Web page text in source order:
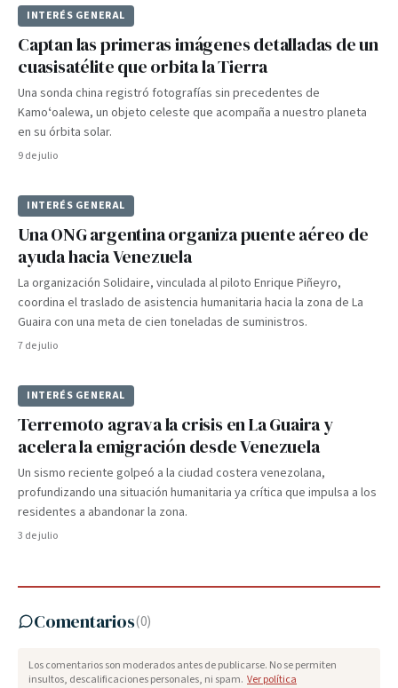
INTERÉS GENERAL
Captan las primeras imágenes detalladas de un
cuasisatélite que orbita la Tierra
Una sonda china registró fotografías sin precedentes de
Kamoʻoalewa, un objeto celeste que acompaña a nuestro planeta
en su órbita solar.
9 de julio
INTERÉS GENERAL
Una ONG argentina organiza puente aéreo de
ayuda hacia Venezuela
La organización Solidaire, vinculada al piloto Enrique Piñeyro,
coordina el traslado de asistencia humanitaria hacia la zona de La
Guaira con una meta de cien toneladas de suministros.
7 de julio
INTERÉS GENERAL
Terremoto agrava la crisis en La Guaira y
acelera la emigración desde Venezuela
Un sismo reciente golpeó a la ciudad costera venezolana,
profundizando una situación humanitaria ya crítica que impulsa a los
residentes a abandonar la zona.
3 de julio
Comentarios(0)
Los comentarios son moderados antes de publicarse. No se permiten
insultos, descalificaciones personales, ni spam. Ver política